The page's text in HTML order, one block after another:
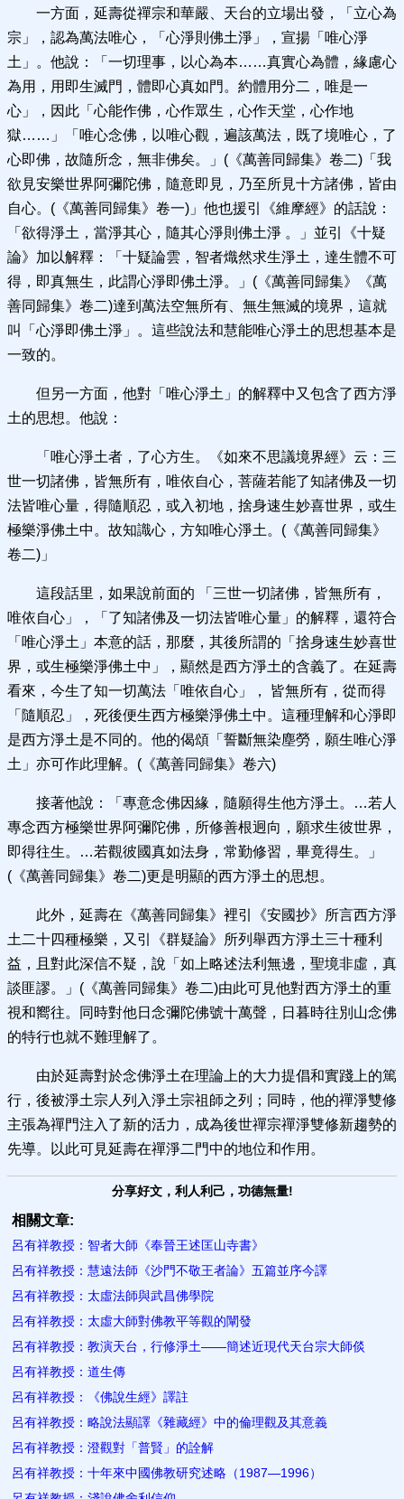
一方面，延壽從禪宗和華嚴、天台的立場出發，「立心為
宗」，認為萬法唯心，「心淨則佛土淨」，宣揚「唯心淨
土」。他說：「一切理事，以心為本……真實心為體，緣慮心
為用，用即生滅門，體即心真如門。約體用分二，唯是一
心」，因此「心能作佛，心作眾生，心作天堂，心作地
獄……」「唯心念佛，以唯心觀，遍該萬法，既了境唯心，了
心即佛，故隨所念，無非佛矣。」(《萬善同歸集》卷二)「我
欲見安樂世界阿彌陀佛，隨意即見，乃至所見十方諸佛，皆由
自心。(《萬善同歸集》卷一)」他也援引《維摩經》的話說：
「欲得淨土，當淨其心，隨其心淨則佛土淨 。」並引《十疑
論》加以解釋：「十疑論雲，智者熾然求生淨土，達生體不可
得，即真無生，此謂心淨即佛土淨。」(《萬善同歸集》《萬
善同歸集》卷二)達到萬法空無所有、無生無滅的境界，這就
叫「心淨即佛土淨」。這些說法和慧能唯心淨土的思想基本是
一致的。
但另一方面，他對「唯心淨土」的解釋中又包含了西方淨
土的思想。他說：
「唯心淨土者，了心方生。《如來不思議境界經》云：三
世一切諸佛，皆無所有，唯依自心，菩薩若能了知諸佛及一切
法皆唯心量，得隨順忍，或入初地，捨身速生妙喜世界，或生
極樂淨佛土中。故知識心，方知唯心淨土。(《萬善同歸集》
卷二)」
這段話里，如果說前面的 「三世一切諸佛，皆無所有，
唯依自心」，「了知諸佛及一切法皆唯心量」的解釋，還符合
「唯心淨土」本意的話，那麼，其後所謂的「捨身速生妙喜世
界，或生極樂淨佛土中」，顯然是西方淨土的含義了。在延壽
看來，今生了知一切萬法「唯依自心」， 皆無所有，從而得
「隨順忍」，死後便生西方極樂淨佛土中。這種理解和心淨即
是西方淨土是不同的。他的偈頌「誓斷無染塵勞，願生唯心淨
土」亦可作此理解。(《萬善同歸集》卷六)
接著他說：「專意念佛因緣，隨願得生他方淨土。…若人
專念西方極樂世界阿彌陀佛，所修善根迥向，願求生彼世界，
即得往生。…若觀彼國真如法身，常勤修習，畢竟得生。」
(《萬善同歸集》卷二)更是明顯的西方淨土的思想。
此外，延壽在《萬善同歸集》裡引《安國抄》所言西方淨
土二十四種極樂，又引《群疑論》所列舉西方淨土三十種利
益，且對此深信不疑，說「如上略述法利無邊，聖境非虛，真
談匪謬。」(《萬善同歸集》卷二)由此可見他對西方淨土的重
視和嚮往。同時對他日念彌陀佛號十萬聲，日暮時往別山念佛
的特行也就不難理解了。
由於延壽對於念佛淨土在理論上的大力提倡和實踐上的篤
行，後被淨土宗人列入淨土宗祖師之列；同時，他的禪淨雙修
主張為禪門注入了新的活力，成為後世禪宗禪淨雙修新趨勢的
先導。以此可見延壽在禪淨二門中的地位和作用。
分享好文，利人利己，功德無量!
相關文章:
呂有祥教授：智者大師《奉晉王述匡山寺書》
呂有祥教授：慧遠法師《沙門不敬王者論》五篇並序今譯
呂有祥教授：太虛法師與武昌佛學院
呂有祥教授：太虛大師對佛教平等觀的闡發
呂有祥教授：教演天台，行修淨土――簡述近現代天台宗大師倓
呂有祥教授：道生傳
呂有祥教授：《佛說生經》譯註
呂有祥教授：略說法顯譯《雜藏經》中的倫理觀及其意義
呂有祥教授：澄觀對「普賢」的詮解
呂有祥教授：十年來中國佛教研究述略（1987—1996）